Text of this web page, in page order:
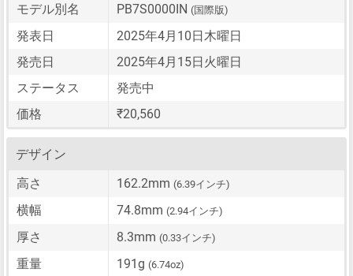
モデル別名
PB7S0000IN (国際版)
発表日
2025年4月10日木曜日
発売日
2025年4月15日火曜日
ステータス
発売中
価格
₹20,560
デザイン
高さ
162.2mm (6.39インチ)
横幅 74.8mm (2.94インチ)
厚さ 8.3mm (0.33インチ)
重量 191g (6.74oz)